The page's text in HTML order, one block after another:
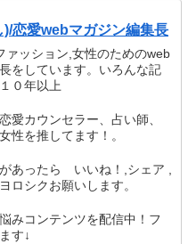
恋愛webマガジン編集長
ァッション,女性のためのweb
をしています。いろんな記
０年以上
愛カウンセラー、占い師、
性を推してます！。
あったら いいね！,シェア ,
シクお願いします。
みコンテンツを配信中！フ
す↓